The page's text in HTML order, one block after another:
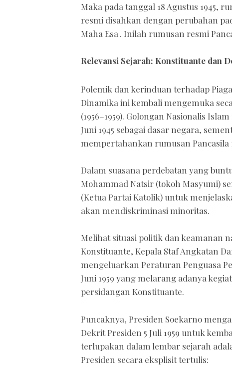
Maka pada tanggal 18 Agustus 1945,
resmi disahkan dengan perubahan
Maha Esa". Inilah rumusan resmi
Relevansi Sejarah: Konstituante dan
Polemik dan kerinduan terhadap
Dinamika ini kembali mengemuka
(1956–1959). Golongan Nasionalis
Juni 1945 sebagai dasar negara,
mempertahankan rumusan Pancasila
Dalam suasana perdebatan yang
Mohammad Natsir (tokoh Masyumi)
(Ketua Partai Katolik) untuk
akan mendiskriminasi minoritas.
Melihat situasi politik dan keamanan
Konstituante, Kepala Staf Angkatan
mengeluarkan Peraturan Penguasa
Juni 1959 yang melarang adanya
persidangan Konstituante.
Puncaknya, Presiden Soekarno
Dekrit Presiden 5 Juli 1959 untuk
terlupakan dalam lembar sejarah
Presiden secara eksplisit tertulis: